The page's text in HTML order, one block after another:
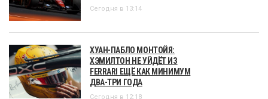
Сегодня в 13:14
ХУАН-ПАБЛО МОНТОЙЯ:
ХЭМИЛТОН НЕ УЙДЁТ ИЗ
FERRARI ЕЩЁ КАК МИНИМУМ
ДВА-ТРИ ГОДА
Сегодня в 12:18